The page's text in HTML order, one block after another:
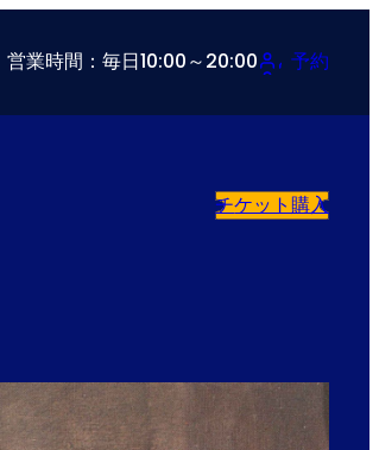
営業時間：毎日10:00～20:00 予約
チケット購入